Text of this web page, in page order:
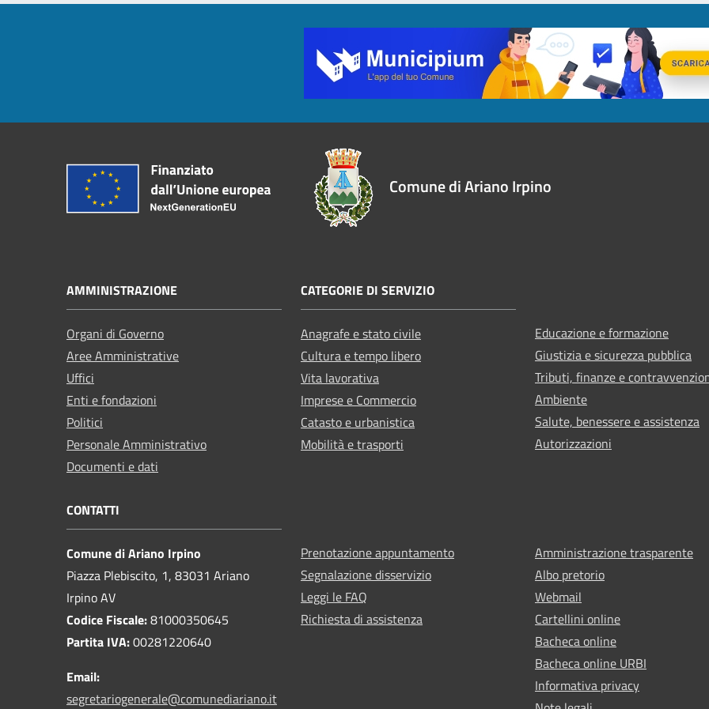
Comune di Ariano Irpino
AMMINISTRAZIONE
Organi di Governo
Aree Amministrative
Uffici
Enti e fondazioni
Politici
Personale Amministrativo
Documenti e dati
CATEGORIE DI SERVIZIO
Anagrafe e stato civile
Cultura e tempo libero
Vita lavorativa
Imprese e Commercio
Catasto e urbanistica
Mobilità e trasporti
Educazione e formazione
Giustizia e sicurezza pubblica
Tributi, finanze e
Ambiente
Salute, benessere e assistenza
Autorizzazioni
CONTATTI
Comune di Ariano Irpino
Piazza Plebiscito, 1, 83031 Ariano
Irpino AV
Codice Fiscale:81000350645
Partita IVA:00281220640
Email:
segretariogenerale@comunediariano.it
Prenotazione appuntamento
Segnalazione disservizio
Leggi le FAQ
Richiesta di assistenza
Amministrazione trasparente
Albo pretorio
Webmail
Cartellini online
Bacheca online
Bacheca online URBI
Informativa privacy